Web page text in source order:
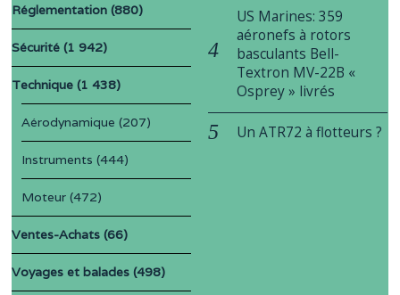
Réglementation (880)
Sécurité (1 942)
Technique (1 438)
Aérodynamique (207)
Instruments (444)
Moteur (472)
Ventes-Achats (66)
Voyages et balades (498)
US Marines: 359
aéronefs à rotors
basculants Bell-
Textron MV-22B «
Osprey » livrés
Un ATR72 à flotteurs ?